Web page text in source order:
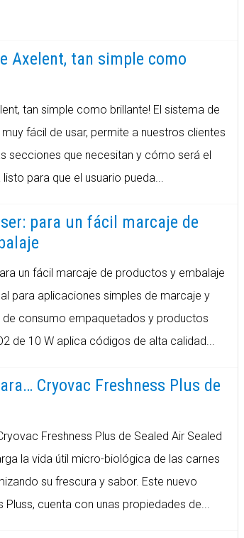
Axelent, tan simple como
tan simple como brillante! El sistema de
fácil de usar, permite a nuestros clientes
secciones que necesitan y cómo será el
para que el usuario pueda...
para un fácil marcaje de
un fácil marcaje de productos y embalaje
para aplicaciones simples de marcaje y
consumo empaquetados y productos
de 10 W aplica códigos de alta calidad...
Cryovac Freshness Plus de
Freshness Plus de Sealed Air Sealed
la vida útil micro-biológica de las carnes
su frescura y sabor. Este nuevo
cuenta con unas propiedades de...